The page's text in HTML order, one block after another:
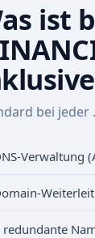
ist
bei jeder
Verwaltung
redundante